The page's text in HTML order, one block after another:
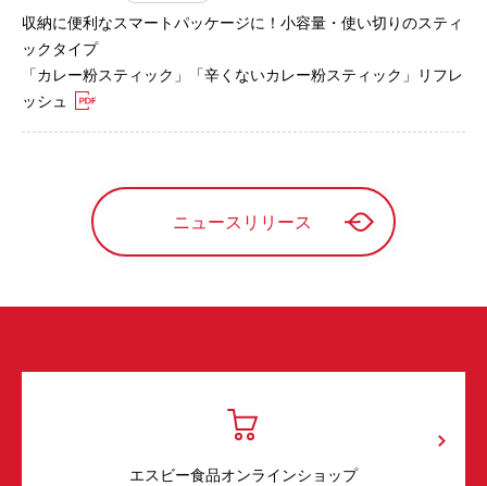
収納に便利なスマートパッケージに！小容量・使い切りのスティ
ックタイプ
「カレー粉スティック」「辛くないカレー粉スティック」リフレ
ッシュ
ニュースリリース
エスビー食品オンラインショップ